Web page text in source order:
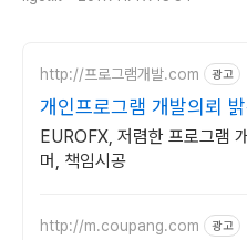
http://프로그램개발.com 광고
개인프로그램 개발의뢰 밝
EUROFX, 저렴한 프로그램
머, 책임시공
http://m.coupang.com 광고